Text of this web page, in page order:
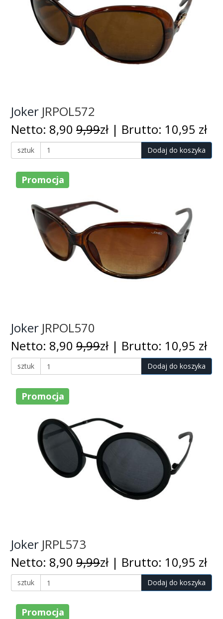
Joker JRPOL572
Netto: 8,90 9,99zł | Brutto: 10,95 zł
sztuk Dodaj do koszyka
Joker JRPOL570
Netto: 8,90 9,99zł | Brutto: 10,95 zł
sztuk Dodaj do koszyka
Promocja
Joker JRPL573
Netto: 8,90 9,99zł | Brutto: 10,95 zł
sztuk Dodaj do koszyka
Promocja
Promocja